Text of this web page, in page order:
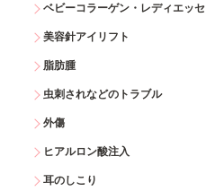
ベビーコラーゲン・レディエッセ
美容針アイリフト
脂肪腫
虫刺されなどのトラブル
外傷
ヒアルロン酸注入
耳のしこり